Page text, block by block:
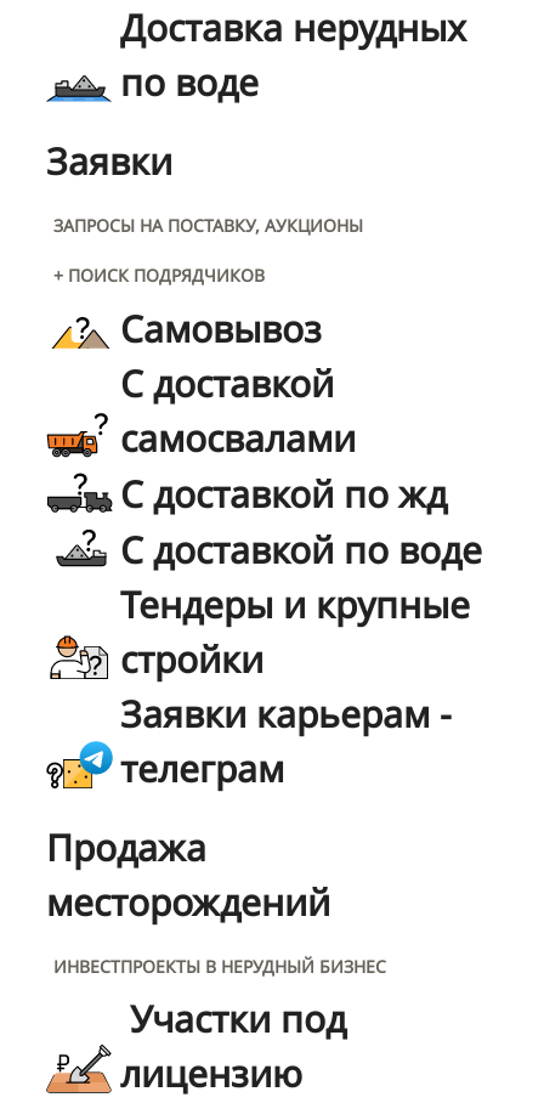
Доставка нерудных
по воде
Заявки
ЗАПРОСЫ НА ПОСТАВКУ, АУКЦИОНЫ
+ ПОИСК ПОДРЯДЧИКОВ
Самовывоз
С доставкой
самосвалами
С доставкой по жд
С доставкой по воде
Тендеры и крупные
стройки
Заявки карьерам -
телеграм
Продажа
месторождений
ИНВЕСТПРОЕКТЫ В НЕРУДНЫЙ БИЗНЕС
Участки под
лицензию